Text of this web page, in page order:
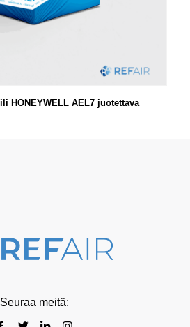
HONEYWELL AEL7 juotettava
Seuraa meitä: